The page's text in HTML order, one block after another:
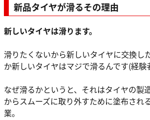
新品タイヤが滑るその理由
新しいタイヤは滑ります。
滑りたくないから新しいタイヤに交換し
か新しいタイヤはマジで滑るんです(経験
なぜ滑るかというと、それはタイヤの製
からスムーズに取り外すために塗布され
業。